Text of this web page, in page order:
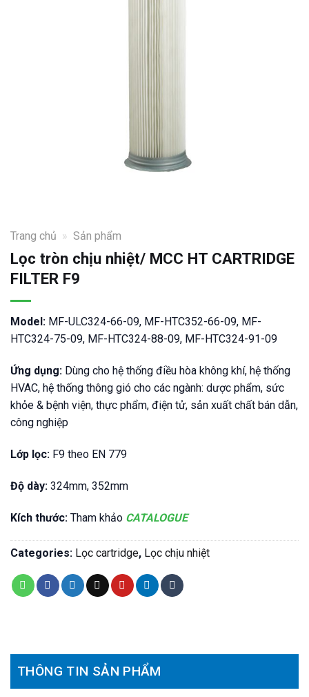
Trang chủ » Sản phẩm
Lọc tròn chịu nhiệt/ MCC HT CARTRIDGE
FILTER F9
Model: MF-ULC324-66-09, MF-HTC352-66-09, MF-
HTC324-75-09, MF-HTC324-88-09, MF-HTC324-91-09
Ứng dụng: Dùng cho hệ thống điều hòa không khí, hệ thống
HVAC, hệ thống thông gió cho các ngành: dược phẩm, sức
khỏe & bệnh viện, thực phẩm, điện tử, sản xuất chất bán dẫn,
công nghiệp
Lớp lọc: F9 theo EN 779
Độ dày: 324mm, 352mm
Kích thước: Tham khảo CATALOGUE
Categories: Lọc cartridge, Lọc chịu nhiệt
THÔNG TIN SẢN PHẨM